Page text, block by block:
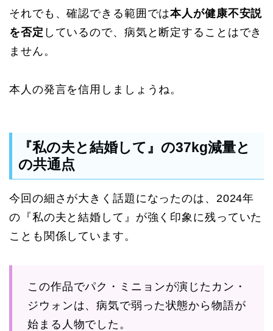
それでも、確認できる範囲では本人が健康不安説
を否定 しているので、病気と断定することはでき
ません。
本人の発言を信用しましょうね。
『私の夫と結婚して』の37kg減量と
の共通点
今回の細さが大きく話題になったのは、2024年
の『私の夫と結婚して』が強く印象に残っていた
ことも関係しています。
この作品でパク・ミニョンが演じたカン・
ジウォンは、病気で弱った状態から物語が
始まる人物でした。